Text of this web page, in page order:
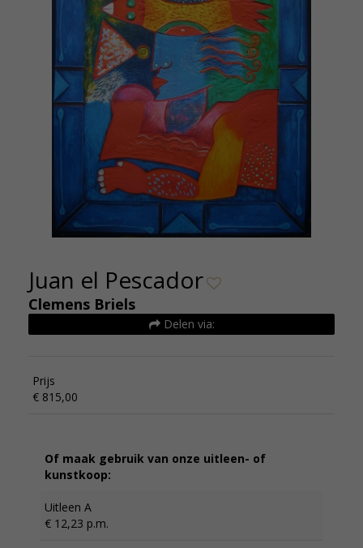
Juan el Pescador
Clemens Briels
Delen via:
Prijs
€ 815,00
Of maak gebruik van onze uitleen- of
kunstkoop:
Uitleen A
€ 12,23 p.m.